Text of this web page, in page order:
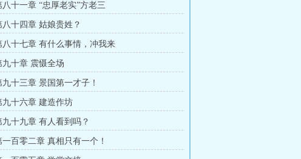
八十一章 “忠厚老实”方老三
八十四章 姑娘贵姓？
八十七章 有什么事情，冲我来
九十章 震慑全场
九十三章 景国第一才子！
九十六章 建造作坊
九十九章 有人看到吗？
一百零二章 真相只有一个！